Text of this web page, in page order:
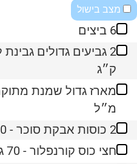
מצב בישול
6 ביצים
ק״ג
מ״ל
2 כוסות אבקת סוכר - 300 גרם
חצי כוס קורנפלור - 70 גרם